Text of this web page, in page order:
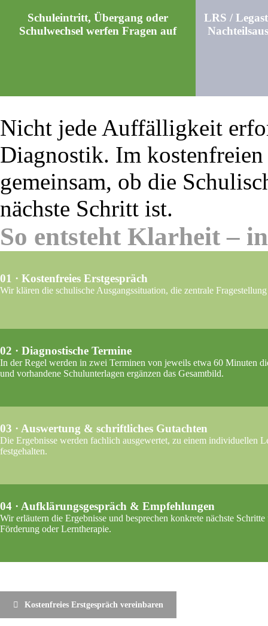
Schuleintritt, Übergang oder
Schulwechsel werfen Fragen auf
LRS /
Nicht jede Auffälligkeit
Diagnostik. Im
gemeinsam, ob die
nächste Schritt ist.
So entsteht Klarheit –
01 · Kostenfreies Erstgespräch
Wir klären die schulische Ausgangssituation, die zentrale
02 · Diagnostische Termine
In der Regel werden in zwei Terminen von jeweils etwa 60 Minuten
und vorhandene Schulunterlagen ergänzen das Gesamtbild.
03 · Auswertung & schriftliches Gutachten
Die Ergebnisse werden fachlich ausgewertet, zu einem individuellen
festgehalten.
04 · Aufklärungsgespräch & Empfehlungen
Wir erläutern die Ergebnisse und besprechen konkrete nächste
Förderung oder Lerntherapie.
Kostenfreies Erstgespräch vereinbaren